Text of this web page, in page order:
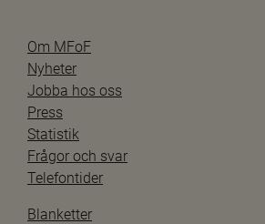
Om MFoF
Nyheter
Jobba hos oss
Press
Statistik
Frågor och svar
Telefontider
Blanketter